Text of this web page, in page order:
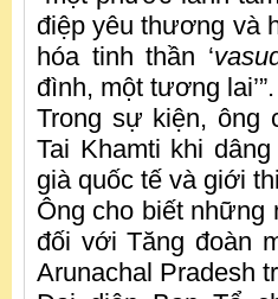
điệp yêu thương và
hóa tinh thần ‘
đình, một tương lai’”.
Trong sự kiện, ông
Tai Khamti khi
già quốc tế và giới
Ông cho biết những
đối với Tăng đoàn
Arunachal Pradesh